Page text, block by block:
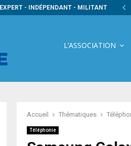
EXPERT - INDÉPENDANT - MILITANT
L’ASSOCIATION
Accueil Thématiques
Téléphonie